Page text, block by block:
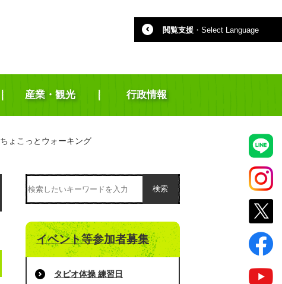
閲覧支援 ・ Select Language
産業・観光 行政情報
ちょこっとウォーキング
検索
イベント等参加者募集
タピオ体操 練習日